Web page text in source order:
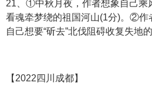
21、①中秋月夜，作者想象自己乘
看魂牵梦绕的祖国河山(1分)。②作
自己想要“斫去”北伐阻碍收复失地
【2022四川成都】